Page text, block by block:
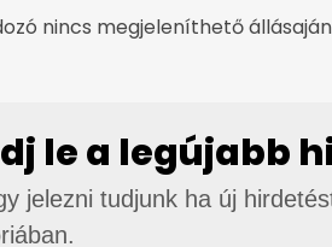
nincs megjeleníthető
le a legújabb
jelezni tudjunk ha új